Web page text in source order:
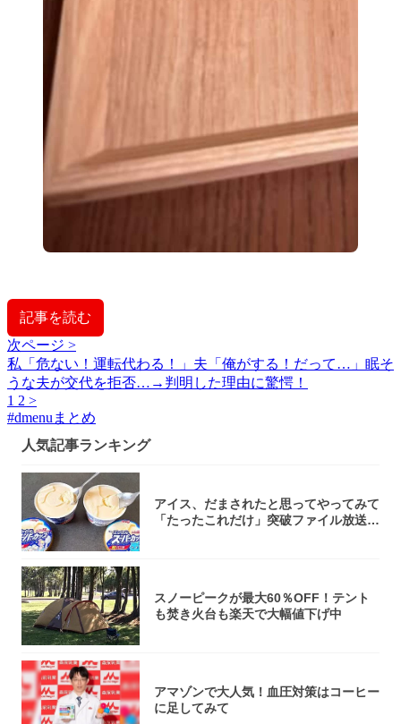
記事を読む
次ページ >
私「危ない！運転代わる！」夫「俺がする！だって…」眠そ
うな夫が交代を拒否…→判明した理由に驚愕！
1 2 >
#dmenuまとめ
人気記事ランキング
アイス、だまされたと思ってやってみて
「たったこれだけ」突破ファイル放送で
スノーピークが最大60％OFF！テント
も焚き火台も楽天で大幅値下げ中
アマゾンで大人気！血圧対策はコーヒー
に足してみて